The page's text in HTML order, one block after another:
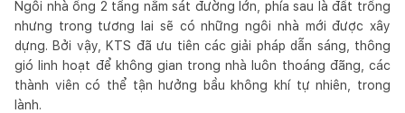
Ngôi nhà ống 2 tầng nằm sát đường lớn, phía sau là đất trống
nhưng trong tương lai sẽ có những ngôi nhà mới được xây
dựng. Bởi vậy, KTS đã ưu tiên các giải pháp dẫn sáng, thông
gió linh hoạt để không gian trong nhà luôn thoáng đãng, các
thành viên có thể tận hưởng bầu không khí tự nhiên, trong
lành.